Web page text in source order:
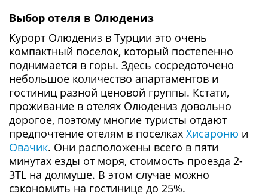
Выбор отеля в Олюдениз
Курорт Олюдениз в Турции это очень
компактный поселок, который постепенно
поднимается в горы. Здесь сосредоточено
небольшое количество апартаментов и
гостиниц разной ценовой группы. Кстати,
проживание в отелях Олюдениз довольно
дорогое, поэтому многие туристы отдают
предпочтение отелям в поселках Хисароню и
Овачик. Они расположены всего в пяти
минутах езды от моря, стоимость проезда 2-
3TL на долмуше. В этом случае можно
сэкономить на гостинице до 25%.